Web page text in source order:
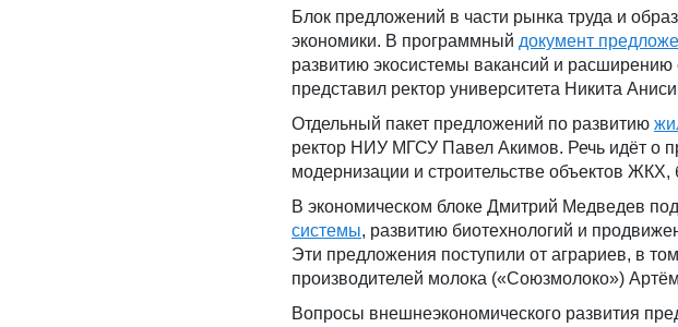
Блок предложений в части рынка труда и
экономики. В программный документ
развитию экосистемы вакансий и
представил ректор университета Никита
Отдельный пакет предложений по развитию
ректор НИУ МГСУ Павел Акимов. Речь идёт о
модернизации и строительстве объектов
В экономическом блоке Дмитрий Медведев
системы, развитию биотехнологий и
Эти предложения поступили от аграриев, в
производителей молока («Союзмолоко»)
Вопросы внешнеэкономического развития